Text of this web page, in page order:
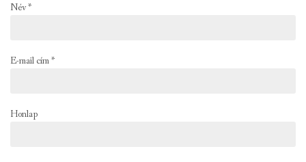
Név*
E-mail cím*
Honlap